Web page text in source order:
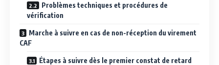
Problèmes techniques et procédures de
vérification
Marche à suivre en cas de non-réception du virement
CAF
Étapes à suivre dès le premier constat de retard